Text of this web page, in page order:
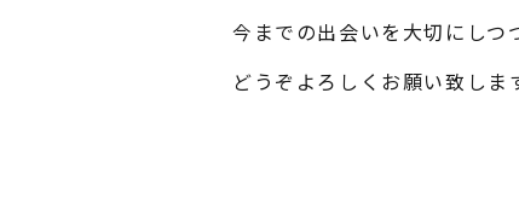
今までの出会いを大切にし
どうぞよろしくお願い致しま